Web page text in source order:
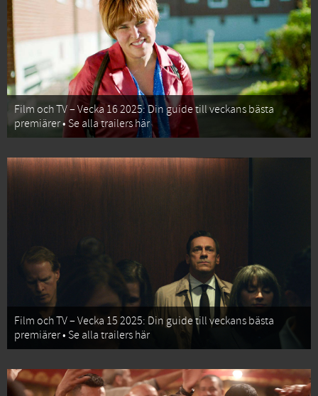
Film och TV – Vecka 16 2025: Din guide till veckans bästa
premiärer • Se alla trailers här
Film och TV – Vecka 15 2025: Din guide till veckans bästa
premiärer • Se alla trailers här